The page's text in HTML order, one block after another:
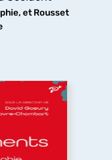
et Rousset